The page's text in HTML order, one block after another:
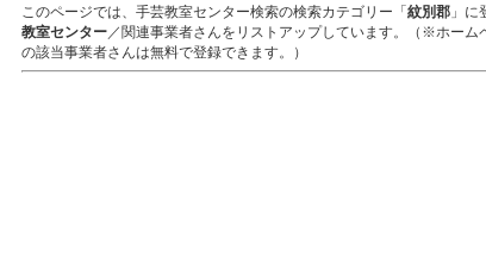
このページでは、手芸教室センター検索の検索カテゴリー「 紋別郡 」に
教室センター／関連事業者さんをリストアップしています。（※ホーム
の該当事業者さんは無料で登録できます。）